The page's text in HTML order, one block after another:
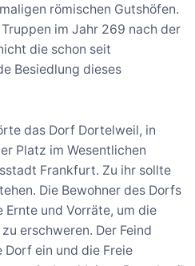
römischen Gutshöfen.
im Jahr 269 nach der
die schon seit
Besiedlung dieses
das Dorf Dortelweil, in
Platz im Wesentlichen
Frankfurt. Zu ihr sollte
Die Bewohner des Dorfs
und Vorräte, um die
erschweren. Der Feind
ein und die Freie